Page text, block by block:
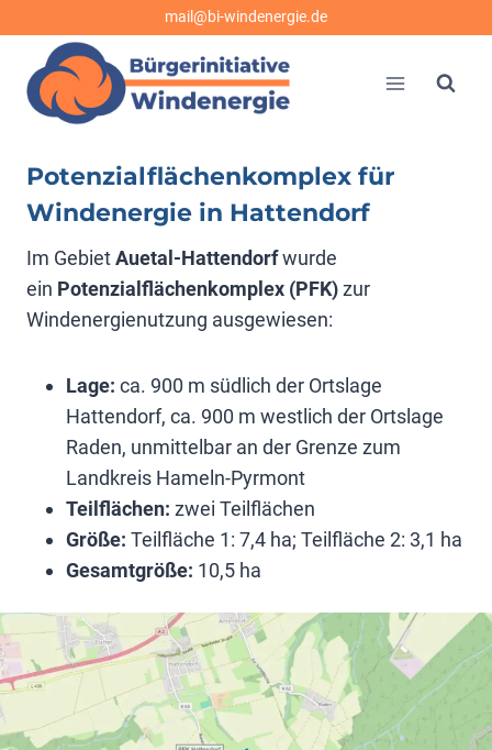
springen
mail@bi-windenergie.de
Potenzialflächenkomplex für
Windenergie in Hattendorf
Im GebietAuetal-Hattendorfwurde
ein Potenzialflächenkomplex (PFK)zur
Windenergienutzung ausgewiesen:
Lage: ca. 900 m südlich der Ortslage
Hattendorf, ca. 900 m westlich der Ortslage
Raden, unmittelbar an der Grenze zum
Landkreis Hameln-Pyrmont
Teilflächen: zwei Teilflächen
Größe: Teilfläche 1: 7,4 ha; Teilfläche 2: 3,1 ha
Gesamtgröße: 10,5 ha